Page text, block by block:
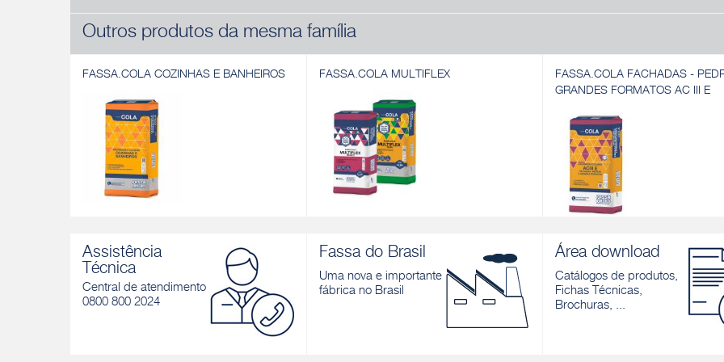
Outros produtos da mesma família
FASSA.COLA COZINHAS E BANHEIROS
Argamassa colante para cerâmicas em
áreas internas. Cor: Cinza
Descobrir
FASSA.COLA MULTIFLEX
Argamassa colante para cerâmicas e
porcelanatos em áreas internas e externas.
Cor: Cinza ou Branca
Descobrir
FASSA.COLA FACHADAS -
GRANDES FORMATOS AC III E
GRANDES FORMATOS AC III E
Argamassa colante para
porcelanato em áreas internas e
inclusive fachadas.
Descobrir
Assistência
Técnica
Central de atendimento
0800 800 2024
Fassa do Brasil
Uma nova e importante
fábrica no Brasil
Área download
Catálogos de produtos,
Fichas Técnicas,
Brochuras, ...